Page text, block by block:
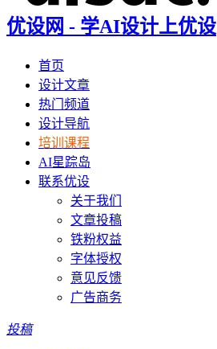
优设网 - 学AI设计上优设
首页
设计文章
热门频道
设计导航
培训课程
AI星踪岛
联系优设
关于我们
文章投稿
铁粉权益
字体授权
意见反馈
广告商务
投稿